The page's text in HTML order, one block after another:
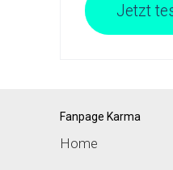
Jetzt
Fanpage Karma
Home